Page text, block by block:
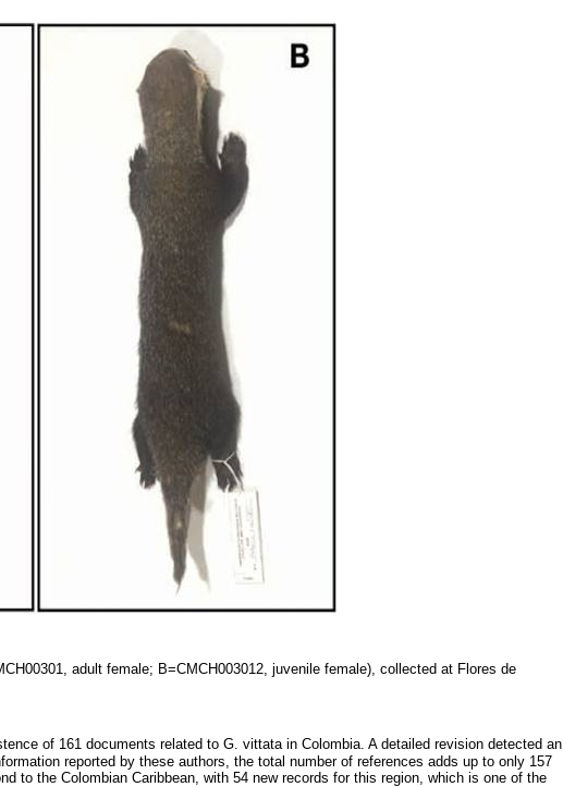
adult female; B=CMCH003012, juvenile female), collected at Flores de
of 161 documents related to G. vittata in Colombia. A detailed revision detected an
reported by these authors, the total number of references adds up to only 157
to the Colombian Caribbean, with 54 new records for this region, which is one of the